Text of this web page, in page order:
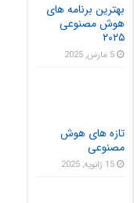
بهترین برنامه های
هوش مصنوعی
۲۰۲۵
5 مارس, 2025
تازه های هوش
مصنوعی
15 ژانویه, 2025